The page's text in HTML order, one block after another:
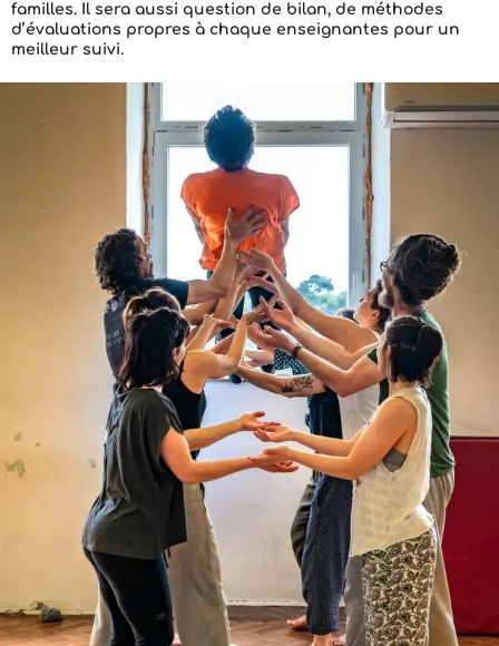
familles. Il sera aussi question de bilan, de méthodes
d’évaluations propres à chaque enseignantes pour un
meilleur suivi.